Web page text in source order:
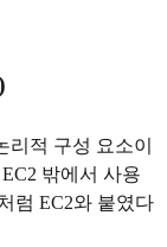
적 구성 요소이
밖에서 사용
럼 EC2와 붙였다